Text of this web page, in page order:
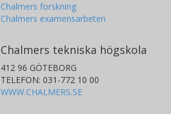
Chalmers forskning
Chalmers examensarbeten
Chalmers tekniska högskola
412 96 GÖTEBORG
TELEFON: 031-772 10 00
WWW.CHALMERS.SE